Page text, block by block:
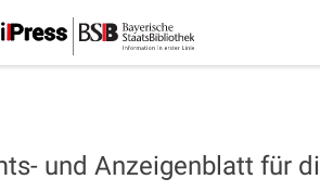
und Anzeigenblatt für